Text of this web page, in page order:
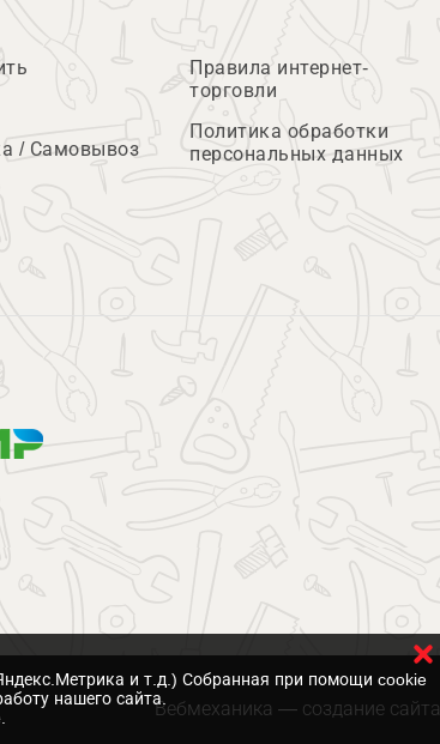
/ Самовывоз
Правила интернет-
торговли
Политика обработки
персональных данных
Вебмеханика — создание сайта
и т.д.) Собранная при помощи cookie
нашего сайта.